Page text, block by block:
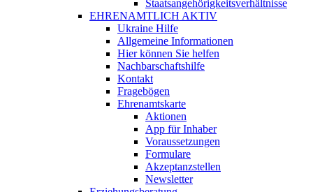
Staatsangehörigkeitsverhältnisse
EHRENAMTLICH AKTIV
Ukraine Hilfe
Allgemeine Informationen
Hier können Sie helfen
Nachbarschaftshilfe
Kontakt
Fragebögen
Ehrenamtskarte
Aktionen
App für Inhaber
Voraussetzungen
Formulare
Akzeptanzstellen
Newsletter